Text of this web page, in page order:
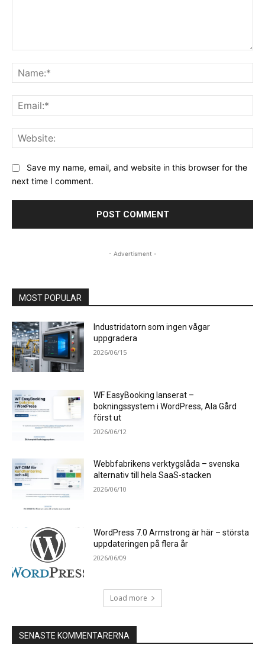
Save my name, email, and website in this browser for the
next time I comment.
- Advertisment -
MOST POPULAR
Industridatorn som ingen vågar
uppgradera
2026/06/15
WF EasyBooking lanserat –
bokningssystem i WordPress, Ala Gård
först ut
2026/06/12
Webbfabrikens verktygslåda – svenska
alternativ till hela SaaS-stacken
2026/06/10
WordPress 7.0 Armstrong är här – största
uppdateringen på flera år
2026/06/09
Load more
SENASTE KOMMENTARERNA